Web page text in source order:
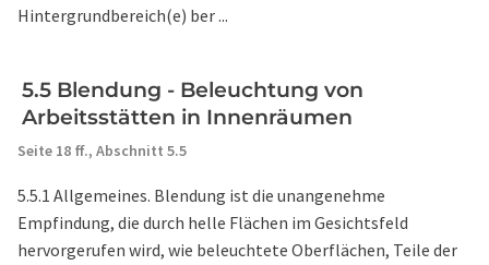
Hintergrundbereich(e) ber ...
5.5 Blendung - Beleuchtung von
Arbeitsstätten in Innenräumen
Seite 18 ff., Abschnitt 5.5
5.5.1 Allgemeines. Blendung ist die unangenehme
Empfindung, die durch helle Flächen im Gesichtsfeld
hervorgerufen wird, wie beleuchtete Oberflächen, Teile der